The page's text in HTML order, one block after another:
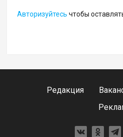
Авторизуйтесь чтобы
Редакция